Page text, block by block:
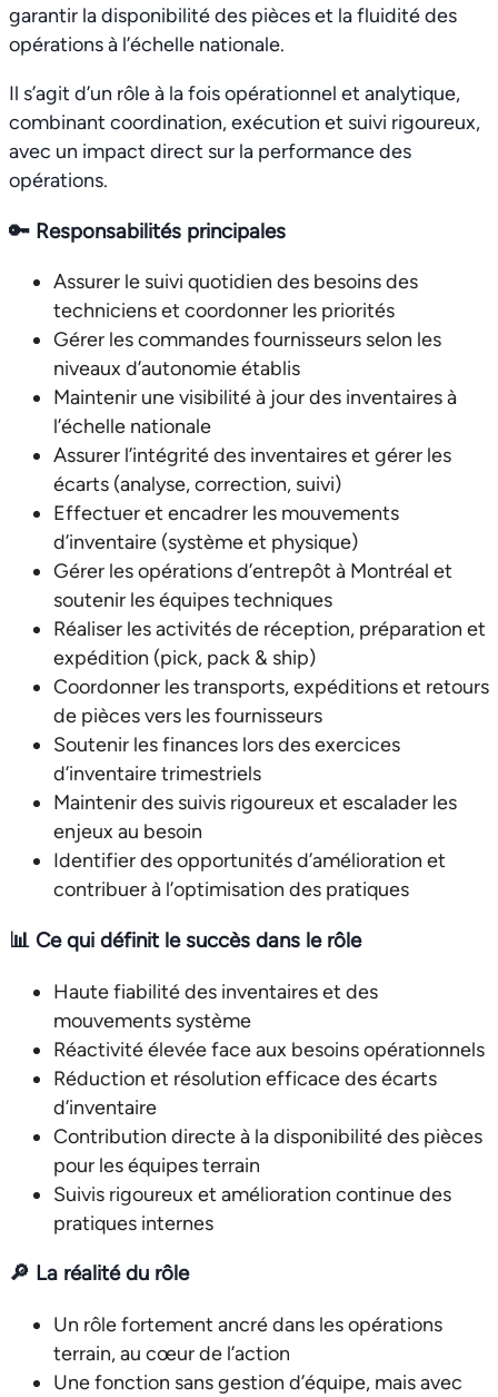
garantir la disponibilité des pièces et la fluidité des
opérations à l’échelle nationale.
Il s’agit d’un rôle à la fois opérationnel et analytique,
combinant coordination, exécution et suivi rigoureux,
avec un impact direct sur la performance des
opérations.
🔑 Responsabilités principales
Assurer le suivi quotidien des besoins des
techniciens et coordonner les priorités
Gérer les commandes fournisseurs selon les
niveaux d’autonomie établis
Maintenir une visibilité à jour des inventaires à
l’échelle nationale
Assurer l’intégrité des inventaires et gérer les
écarts (analyse, correction, suivi)
Effectuer et encadrer les mouvements
d’inventaire (système et physique)
Gérer les opérations d’entrepôt à Montréal et
soutenir les équipes techniques
Réaliser les activités de réception, préparation et
expédition (pick, pack & ship)
Coordonner les transports, expéditions et retours
de pièces vers les fournisseurs
Soutenir les finances lors des exercices
d’inventaire trimestriels
Maintenir des suivis rigoureux et escalader les
enjeux au besoin
Identifier des opportunités d’amélioration et
contribuer à l’optimisation des pratiques
📊 Ce qui définit le succès dans le rôle
Haute fiabilité des inventaires et des
mouvements système
Réactivité élevée face aux besoins opérationnels
Réduction et résolution efficace des écarts
d’inventaire
Contribution directe à la disponibilité des pièces
pour les équipes terrain
Suivis rigoureux et amélioration continue des
pratiques internes
🔎 La réalité du rôle
Un rôle fortement ancré dans les opérations
terrain, au cœur de l’action
Une fonction sans gestion d’équipe, mais avec